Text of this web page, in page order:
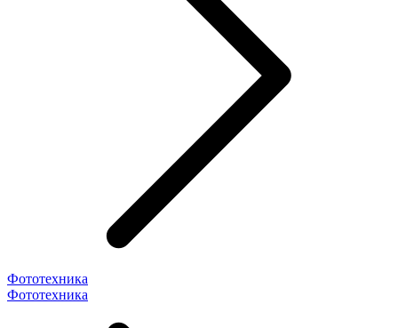
Фототехника
Фототехника